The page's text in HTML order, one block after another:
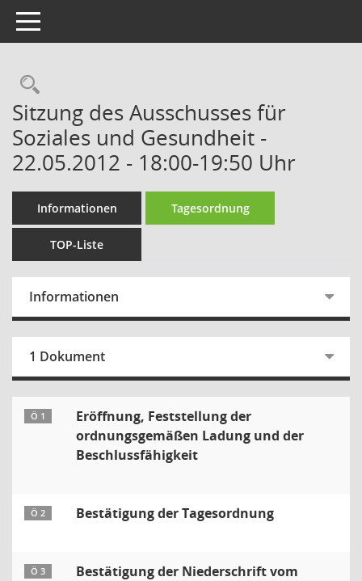
Toggle navigation
Rechercheauswahl
Sitzung des Ausschusses für
Soziales und Gesundheit -
22.05.2012 - 18:00-19:50 Uhr
Informationen Tagesordnung
TOP-Liste
Informationen
1 Dokument
Ö 1
Eröffnung, Feststellung der
ordnungsgemäßen Ladung und der
Beschlussfähigkeit
Ö 2 Bestätigung der Tagesordnung
Ö 3
Bestätigung der Niederschrift vom